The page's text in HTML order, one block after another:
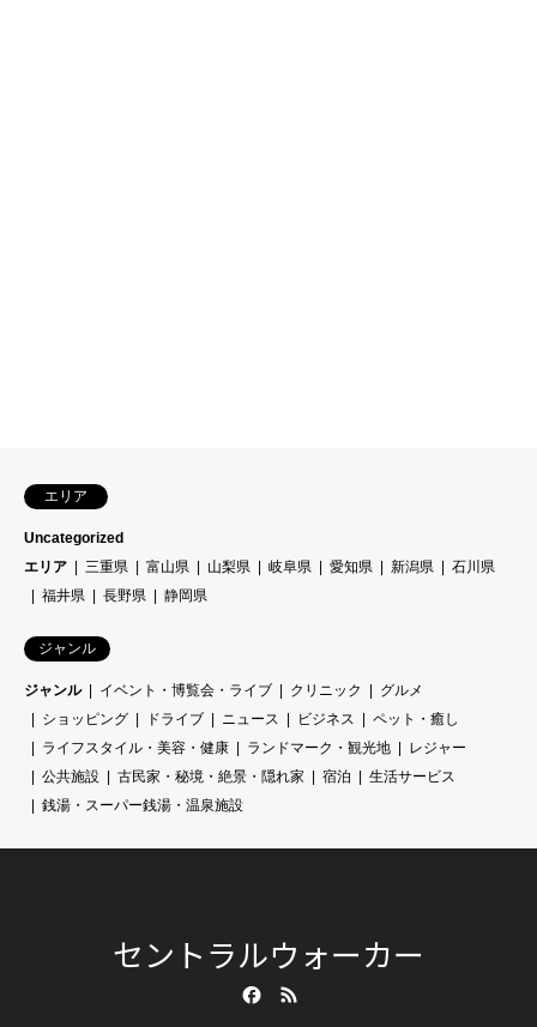
エリア
Uncategorized
エリア
三重県 富山県 山梨県 岐阜県 愛知県 新潟県
石川県
福井県
長野県 静岡県
ジャンル
ジャンル イベント・博覧会・ライブ クリニック
グルメ
ショッピング
ドライブ ニュース ビジネス
ペット・癒し
ライフスタイル・美容・健康
ランドマーク・観光地
レジャー
公共施設
古民家・秘境・絶景・隠れ家 宿泊
生活サービス
銭湯・スーパー銭湯・温泉施設
セントラルウォーカー